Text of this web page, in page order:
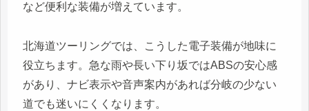
など便利な装備が増えています。
北海道ツーリングでは、こうした電子装備が地味に
役立ちます。急な雨や長い下り坂ではABSの安心感
があり、ナビ表示や音声案内があれば分岐の少ない
道でも迷いにくくなります。